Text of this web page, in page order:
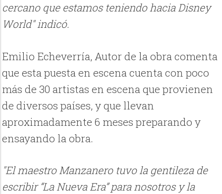
cercano que estamos teniendo hacia Disney
World" indicó.
Emilio Echeverría, Autor de la obra comenta
que esta puesta en escena cuenta con poco
más de 30 artistas en escena que provienen
de diversos países, y que llevan
aproximadamente 6 meses preparando y
ensayando la obra.
"El maestro Manzanero tuvo la gentileza de
escribir “La Nueva Era” para nosotros y la